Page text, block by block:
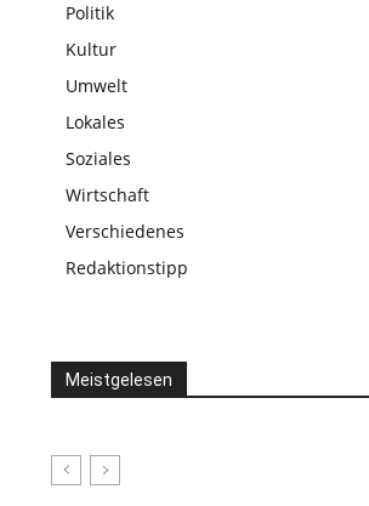
Politik
Kultur
Umwelt
Lokales
Soziales
Wirtschaft
Verschiedenes
Redaktionstipp
Meistgelesen